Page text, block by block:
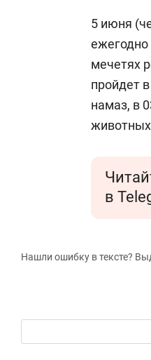
5 июня
ежегодно
мечетях
пройдет
намаз, в
в
Нашли ошибку в тексте?